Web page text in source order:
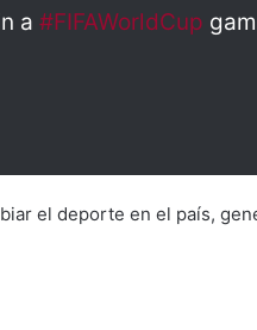
a #FIFAWorldCup
el deporte en el país,